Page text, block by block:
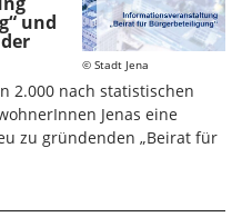
Stadt Jena
und
2.000 nach statistischen
Jenas eine
zu gründenden „Beirat für